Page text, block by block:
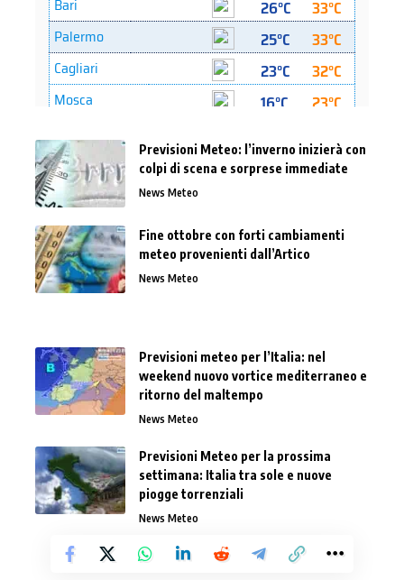
Previsioni Meteo: l’inverno inizierà con
colpi di scena e sorprese immediate
News Meteo
Fine ottobre con forti cambiamenti
meteo provenienti dall’Artico
News Meteo
Previsioni meteo per l’Italia: nel
weekend nuovo vortice mediterraneo e
ritorno del maltempo
News Meteo
Previsioni Meteo per la prossima
settimana: Italia tra sole e nuove
piogge torrenziali
News Meteo